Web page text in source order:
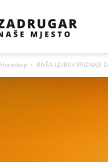
Horoskop BIVŠA LJUBAV